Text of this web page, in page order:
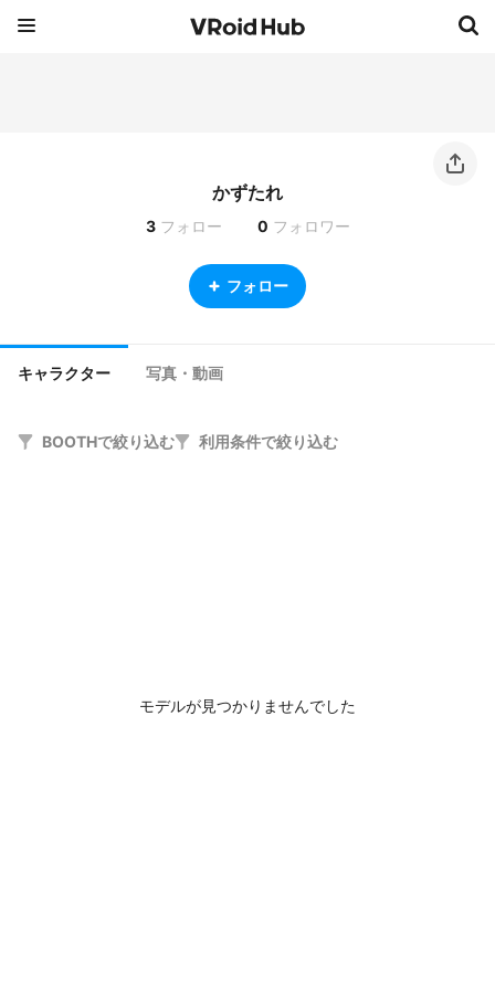
かずたれ
3 フォロー 0 フォロワー
フォロー
キャラクター 写真・動画
BOOTHで絞り込む 利用条件で絞り込む
モデルが見つかりませんでした